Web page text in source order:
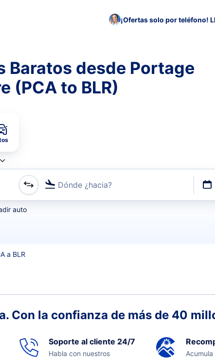
¡Ofertas solo por teléfono!
Baratos desde Portage
(PCA to BLR)
Dónde ¿hacia?
o aeropuerto o por vuelos directos
auto
a BLR
Con la confianza de más de 40
Soporte al cliente 24/7
Habla con nuestros